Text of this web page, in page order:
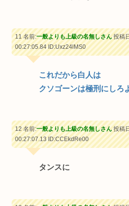
11 名前:一般よりも上級の名無しさん投稿
00:27:05.84ID:Uxz24lMS0
これだから白人は
クソゴーンは極刑にしろ
12 名前:一般よりも上級の名無しさん投稿
00:27:07.13ID:CCEkdRe00
タンスに